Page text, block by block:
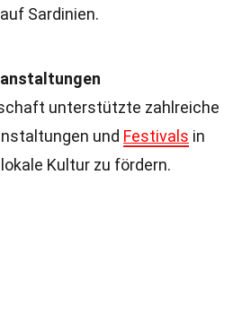
Sardinien.
unterstützte zahlreiche
und Festivals in
Kultur zu fördern.